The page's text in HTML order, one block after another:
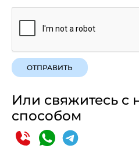
ОТПРАВИТЬ
Или свяжитесь с
способом